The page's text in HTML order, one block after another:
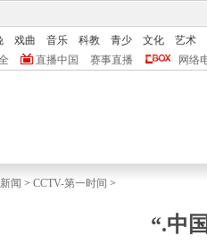
戏曲 音乐 科教 青少 文化
艺术
直播中国 赛事直播 网络
闻 > CCTV-第一时间 >
“.中